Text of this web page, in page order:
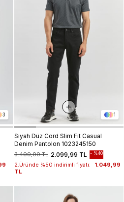
3 1
Siyah Düz Cord Slim Fit Casual
Denim Pantolon 1023245150
2.099,99 TL
3.499,99 TL %40
2.Üründe %50 indirimli fiyatı:
1.049,99
TL